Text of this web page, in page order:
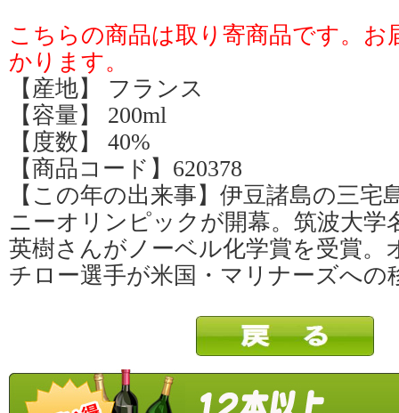
こちらの商品は取り寄商品です。お
かります。
【産地】 フランス
【容量】 200ml
【度数】 40%
【商品コード】620378
【この年の出来事】伊豆諸島の三宅
ニーオリンピックが開幕。筑波大学
英樹さんがノーベル化学賞を受賞。
チロー選手が米国・マリナーズへの